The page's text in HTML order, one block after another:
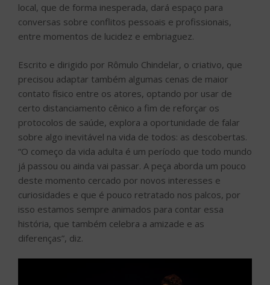
local, que de forma inesperada, dará espaço para
conversas sobre conflitos pessoais e profissionais,
entre momentos de lucidez e embriaguez.
Escrito e dirigido por Rômulo Chindelar, o criativo, que
precisou adaptar também algumas cenas de maior
contato físico entre os atores, optando por usar de
certo distanciamento cênico a fim de reforçar os
protocolos de saúde, explora a oportunidade de falar
sobre algo inevitável na vida de todos: as descobertas.
“O começo da vida adulta é um período que todo mundo
já passou ou ainda vai passar. A peça aborda um pouco
deste momento cercado por novos interesses e
curiosidades e que é pouco retratado nos palcos, por
isso estamos sempre animados para contar essa
história, que também celebra a amizade e as
diferenças”, diz.